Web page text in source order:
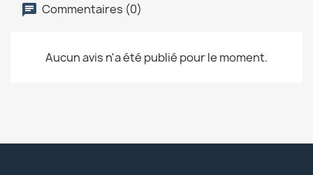
Commentaires (0)
Aucun avis n'a été publié pour le moment.